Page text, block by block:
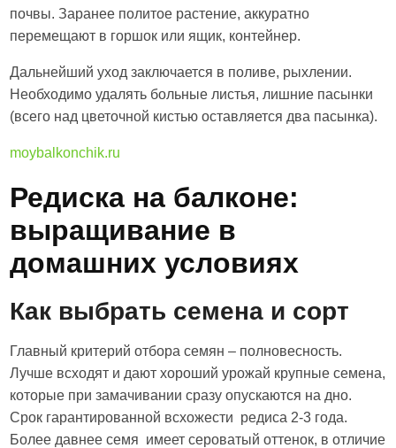
почвы. Заранее политое растение, аккуратно
перемещают в горшок или ящик, контейнер.
Дальнейший уход заключается в поливе, рыхлении.
Необходимо удалять больные листья, лишние пасынки
(всего над цветочной кистью оставляется два пасынка).
moybalkonchik.ru
Редиска на балконе:
выращивание в
домашних условиях
Как выбрать семена и сорт
Главный критерий отбора семян – полновесность.
Лучше всходят и дают хороший урожай крупные семена,
которые при замачивании сразу опускаются на дно.
Срок гарантированной всхожести редиса 2-3 года.
Более давнее семя имеет сероватый оттенок, в отличие